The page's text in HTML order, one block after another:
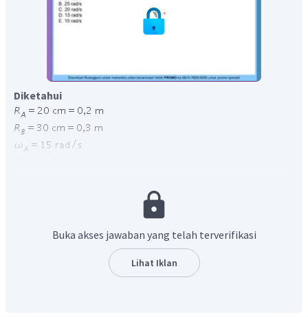
Diketahui
adalah sudut yang ditempuh selama satu
Kedua roda saling bersinggungan, sehingga berlaku
Buka akses jawaban yang telah terverifikasi
Lihat Iklan